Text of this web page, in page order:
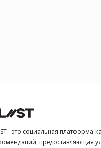
- это социальная платформа-
предоставляющая